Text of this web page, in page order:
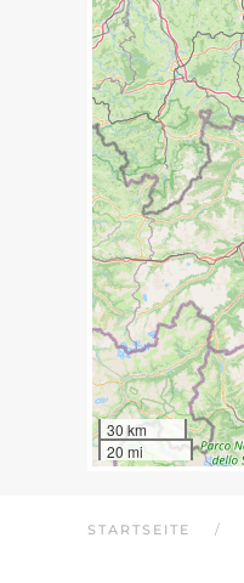
30 km
20 mi
STARTSEITE